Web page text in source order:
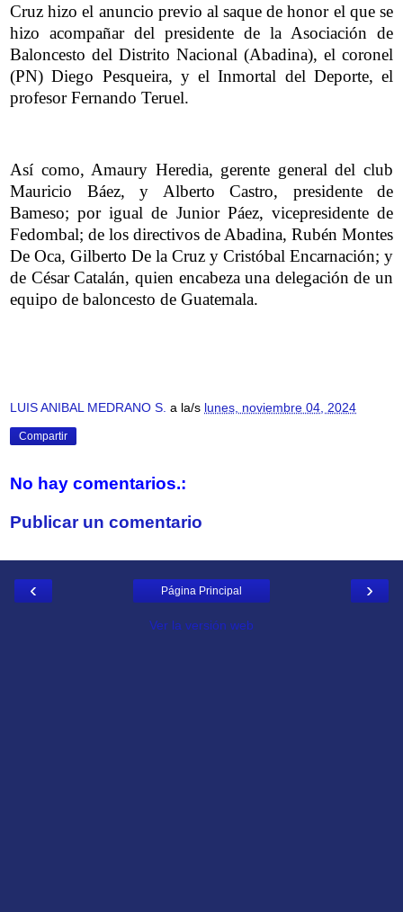
Cruz hizo el anuncio previo al saque de honor el que se
hizo acompañar del presidente de la Asociación de
Baloncesto del Distrito Nacional (Abadina), el coronel
(PN) Diego Pesqueira, y el Inmortal del Deporte, el
profesor Fernando Teruel.
Así como, Amaury Heredia, gerente general del club
Mauricio Báez, y Alberto Castro, presidente de
Bameso; por igual de Junior Páez, vicepresidente de
Fedombal; de los directivos de Abadina, Rubén Montes
De Oca, Gilberto De la Cruz y Cristóbal Encarnación; y
de César Catalán, quien encabeza una delegación de un
equipo de baloncesto de Guatemala.
LUIS ANIBAL MEDRANO S. a la/s lunes, noviembre 04, 2024
Compartir
No hay comentarios.:
Publicar un comentario
‹ ›
Página Principal
Ver la versión web